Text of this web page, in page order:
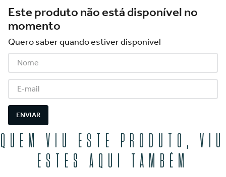
Este produto não está disponível no
momento
Quero saber quando estiver disponível
ENVIAR
QUEM VIU ESTE PRODUTO, VIU
ESTES AQUI TAMBÉM